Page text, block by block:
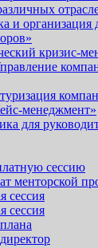
и организация
кризис-
менеджмент»
для
сессию
менторской
сессия
сессия